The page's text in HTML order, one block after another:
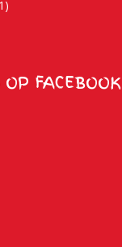
FACEBOOK